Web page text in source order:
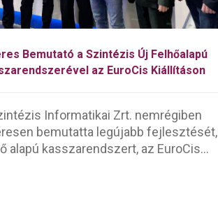
Bemutató a Szintézis Új Felhőalapú
az EuroCis Kiállításon
Informatikai Zrt. nemrégiben
bemutatta legújabb fejlesztését,
alapú kasszarendszert, az EuroCis...